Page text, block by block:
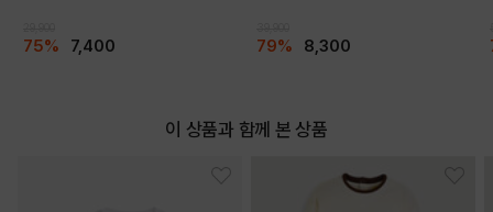
75% 7,400 79% 8,300
이 상품과 함께 본 상품